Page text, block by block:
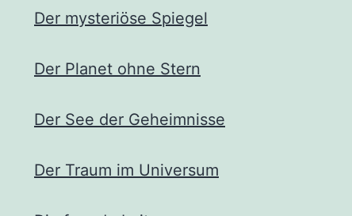
Der mysteriöse Spiegel
Der Planet ohne Stern
Der See der Geheimnisse
Der Traum im Universum